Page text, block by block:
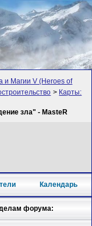
и Магии V (Heroes of
> Карты:
зла" - MasteR
Календарь
форума: